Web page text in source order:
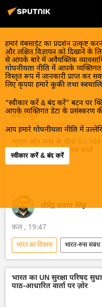
हमारे वेबसाईट का प्रदर्शन उत्कृष्ट
और लक्षित विज्ञापन को दिखाने के
से आपके बारे में अवैयक्तिक
गोपनीयता नीति में आपके व्यक्तिगत
विस्तृत रूप में जानकारी प्राप्त कर
लिए कृपया हमारे कूकी तथा
“स्वीकार करें & बंद करें” बटन पर
आपके व्यक्तिगत डेटा के प्रसंस्करण की
आप हमारे गोपनीयता नीति में
स्वीकार करें & बंद करें
भारत का विकास
अवधि चुनें
ड्रोन उत्पादन सहयोग पर चर्चा
धीरेंद्र प्रताप सिंह
कल , 19:47
भारत का विकास भारत-रूस संबंध
रूस का विकास
मास्को
आत्मनिर्भर भारत
भारत
द्विपक्षीय
भारत का UN सुरक्षा परिषद
पाठ-आधारित वार्ता पर ज़ोर